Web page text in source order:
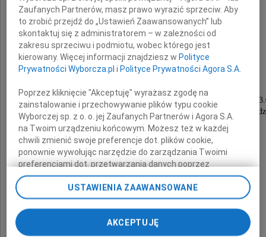
Irena Kowner
z domu Stańczak
Uroczystość pogrzebowa odbędzie się
w dniu 7 czerwca br. (poniedziałek) o godzinie
w kościele parafialnym w Skoszewach koło
Córki z rodzinami
Zaufanych Partnerów, masz prawo wyrazić sprzeciw. Aby
to zrobić przejdź do „Ustawień Zaawansowanych” lub
skontaktuj się z administratorem – w zależności od
zakresu sprzeciwu i podmiotu, wobec którego jest
kierowany. Więcej informacji znajdziesz w Polityce
Prywatności Wyborcza.pl i Polityce Prywatności Agora S.A.
Poprzez kliknięcie "Akceptuję" wyrażasz zgodę na
zainstalowanie i przechowywanie plików typu cookie
Wyborczej sp. z o. o. jej Zaufanych Partnerów i Agora S.A.
na Twoim urządzeniu końcowym. Możesz też w każdej
chwili zmienić swoje preferencje dot. plików cookie,
ponownie wywołując narzędzie do zarządzania Twoimi
preferencjami dot. przetwarzania danych poprzez
odnośnik „Ustawienia prywatności” w stopce serwisu i
przechodząc do sekcji „Ustawienia zaawansowane”.
Zmiana ustawień plików cookie możliwa jest także za
pomocą ustawień przeglądarki.
My, nasi Zaufani Partnerzy i Agora S.A. możemy
USTAWIENIA ZAAWANSOWANE
AKCEPTUJĘ